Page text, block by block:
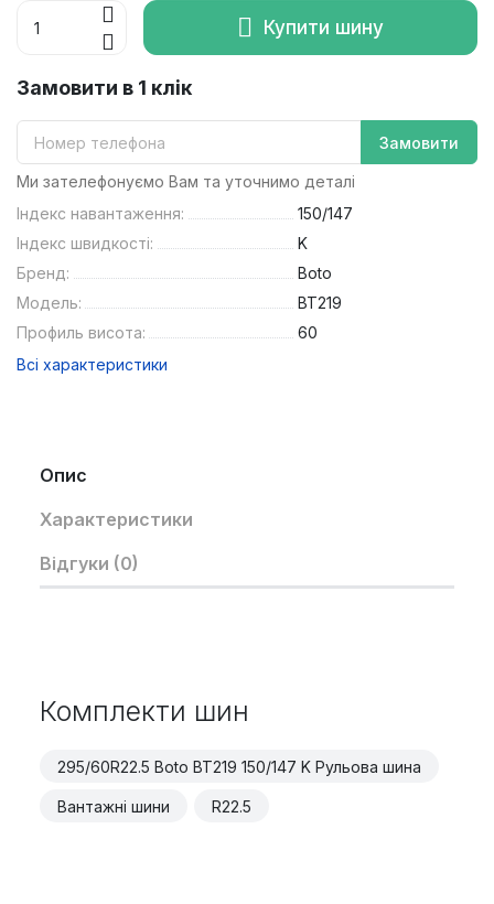
Купити шину
Замовити в 1 клік
Замовити
Ми зателефонуємо Вам та уточнимо деталі
Індекс навантаження:
150/147
Індекс швидкості:
K
Бренд:
Boto
Модель:
BT219
Профиль висота:
60
Всі характеристики
Опис
Характеристики
Відгуки (0)
Комплекти шин
295/60R22.5 Boto BT219 150/147 K Рульова шина
Вантажні шини R22.5